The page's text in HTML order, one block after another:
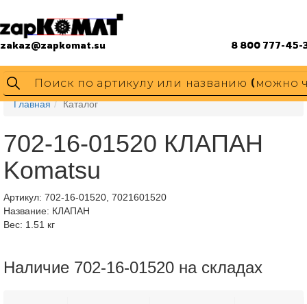
zakaz@zapkomat.su 8 800 777-45-
Главная Каталог
702-16-01520 КЛАПАН
Komatsu
Артикул: 702-16-01520, 7021601520
Название: КЛАПАН
Вес: 1.51 кг
Наличие 702-16-01520 на складах